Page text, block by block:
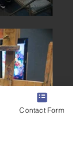
Contact Form